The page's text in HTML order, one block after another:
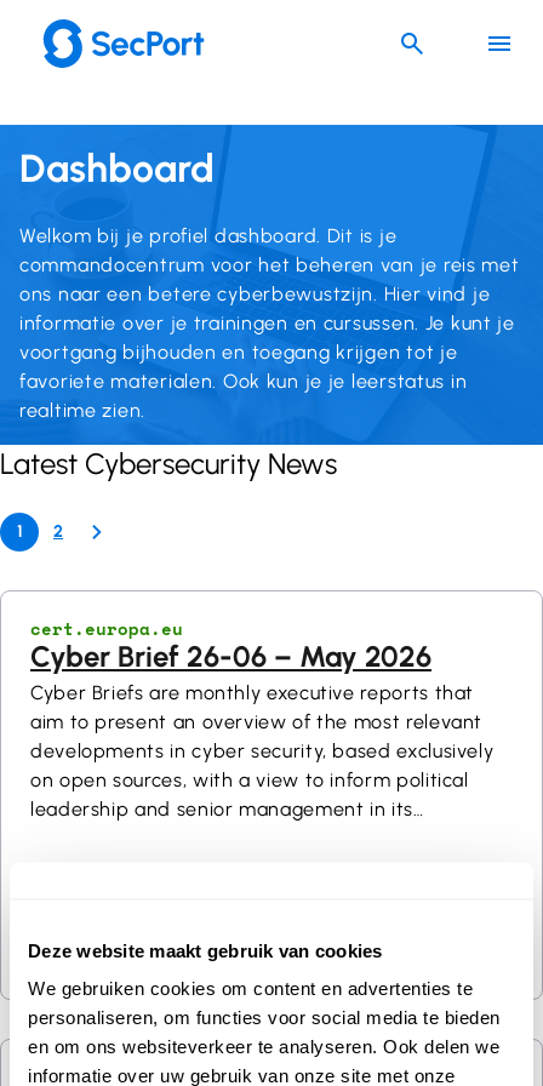
Deze website maakt gebruik van cookies
We gebruiken cookies om content en advertenties te
personaliseren, om functies voor social media te bieden
en om ons websiteverkeer te analyseren. Ook delen we
informatie over uw gebruik van onze site met onze
Dashboard
Welkom bij je profiel dashboard. Dit is je
commandocentrum voor het beheren van je reis met
ons naar een betere cyberbewustzijn. Hier vind je
informatie over je trainingen en cursussen. Je kunt je
voortgang bijhouden en toegang krijgen tot je
favoriete materialen. Ook kun je je leerstatus in
realtime zien.
Latest Cybersecurity News
1 2
cert.europa.eu
Cyber Brief 26-06 – May 2026
Cyber Briefs are monthly executive reports that
aim to present an overview of the most relevant
developments in cyber security, based exclusively
on open sources, with a view to inform political
leadership and senior management in its
kyberturvallisuuskeskus.fi/fi